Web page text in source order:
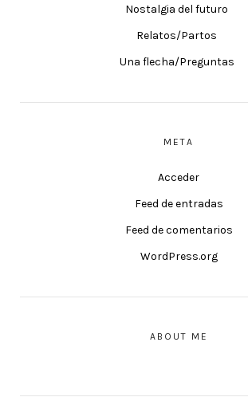
Nostalgia del futuro
Relatos/Partos
Una flecha/Preguntas
META
Acceder
Feed de entradas
Feed de comentarios
WordPress.org
ABOUT ME